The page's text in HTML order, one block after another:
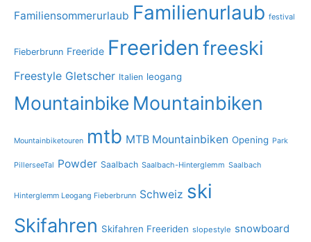
Familiensommerurlaub Familienurlaub festival
Fieberbrunn Freeride Freeriden freeski
Freestyle Gletscher Italien leogang
Mountainbike Mountainbiken
Mountainbiketouren mtb MTB Mountainbiken Opening Park
PillerseeTal Powder Saalbach Saalbach-Hinterglemm Saalbach
Hinterglemm Leogang Fieberbrunn Schweiz ski
Skifahren Skifahren Freeriden slopestyle snowboard